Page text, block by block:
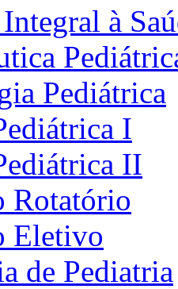
à
Pediátrica
I
II
Rotatório
Eletivo
de Pediatria